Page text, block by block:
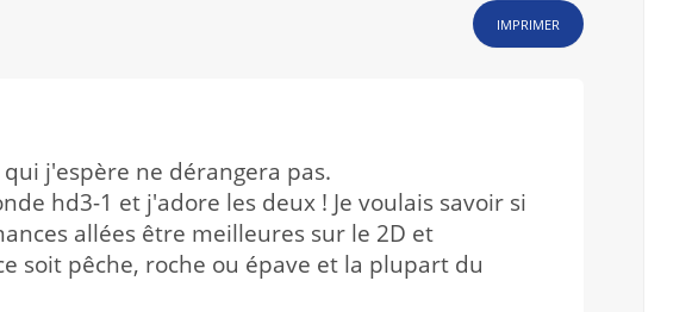
IMPRIMER
j'espère ne dérangera pas.
hd3-1 et j'adore les deux ! Je voulais savoir si
allées être meilleures sur le 2D et
soit pêche, roche ou épave et la plupart du